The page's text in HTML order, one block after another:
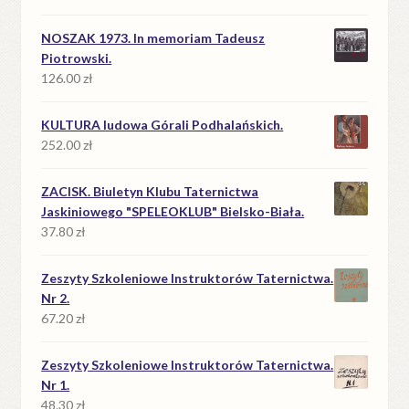
NOSZAK 1973. In memoriam Tadeusz
Piotrowski.
126.00zł
KULTURA ludowa Górali Podhalańskich.
252.00zł
ZACISK. Biuletyn Klubu Taternictwa
Jaskiniowego "SPELEOKLUB" Bielsko-Biała.
37.80zł
Zeszyty Szkoleniowe Instruktorów Taternictwa.
Nr 2.
67.20zł
Zeszyty Szkoleniowe Instruktorów Taternictwa.
Nr 1.
48.30zł